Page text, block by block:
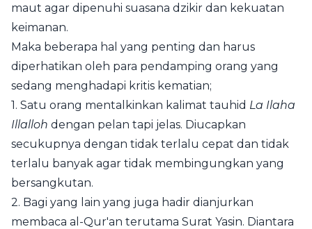
maut agar dipenuhi suasana dzikir dan kekuatan
keimanan.
Maka beberapa hal yang penting dan harus
diperhatikan oleh para pendamping orang yang
sedang menghadapi kritis kematian;
1. Satu orang mentalkinkan kalimat tauhid La Ilaha
Illalloh dengan pelan tapi jelas. Diucapkan
secukupnya dengan tidak terlalu cepat dan tidak
terlalu banyak agar tidak membingungkan yang
bersangkutan.
2. Bagi yang lain yang juga hadir dianjurkan
membaca al-Qur'an terutama Surat Yasin. Diantara